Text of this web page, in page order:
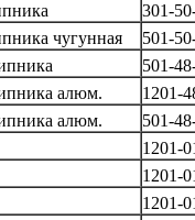
301-
чугунная
501-
501-
алюм.
1201-
алюм.
501-
1201-
1201-
1201-